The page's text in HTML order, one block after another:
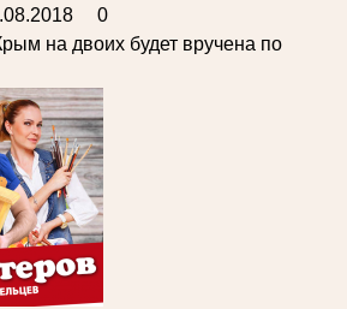
0
на двоих будет вручена по